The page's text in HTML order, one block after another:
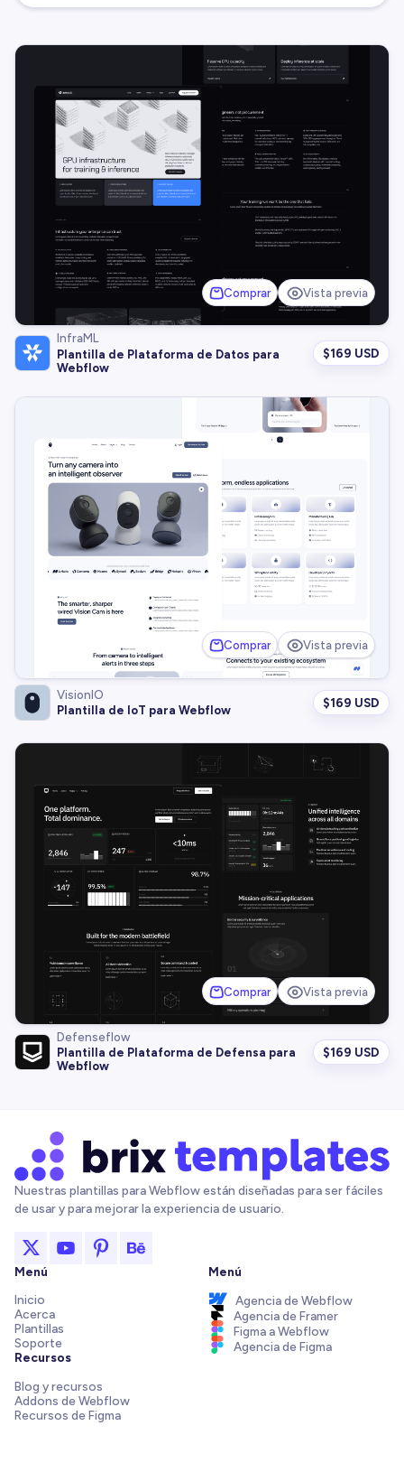
Comprar Vista previa
InfraML
Plantilla de Plataforma de Datos para
Webflow
$169 USD
Comprar Vista previa
VisionIO
Plantilla de IoT para Webflow
$169 USD
Comprar Vista previa
Defenseflow
Plantilla de Plataforma de Defensa para
Webflow
$169 USD
Nuestras plantillas para Webflow están diseñadas para ser fáciles
de usar y para mejorar la experiencia de usuario.
Menú
Inicio
Acerca
Plantillas
Soporte
Recursos
Blog y recursos
Addons de Webflow
Recursos de Figma
Menú
Agencia de Webflow
Agencia de Framer
Figma a Webflow
Agencia de Figma